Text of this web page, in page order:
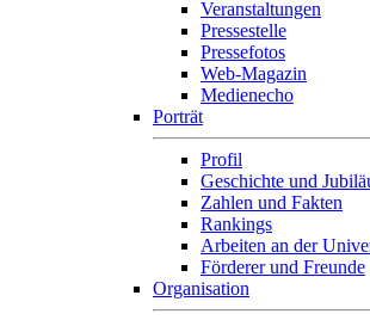
Veranstaltungen
Pressestelle
Pressefotos
Web-Magazin
Medienecho
Porträt
Profil
Geschichte und
Zahlen und Fakten
Rankings
Arbeiten an der
Förderer und Freunde
Organisation